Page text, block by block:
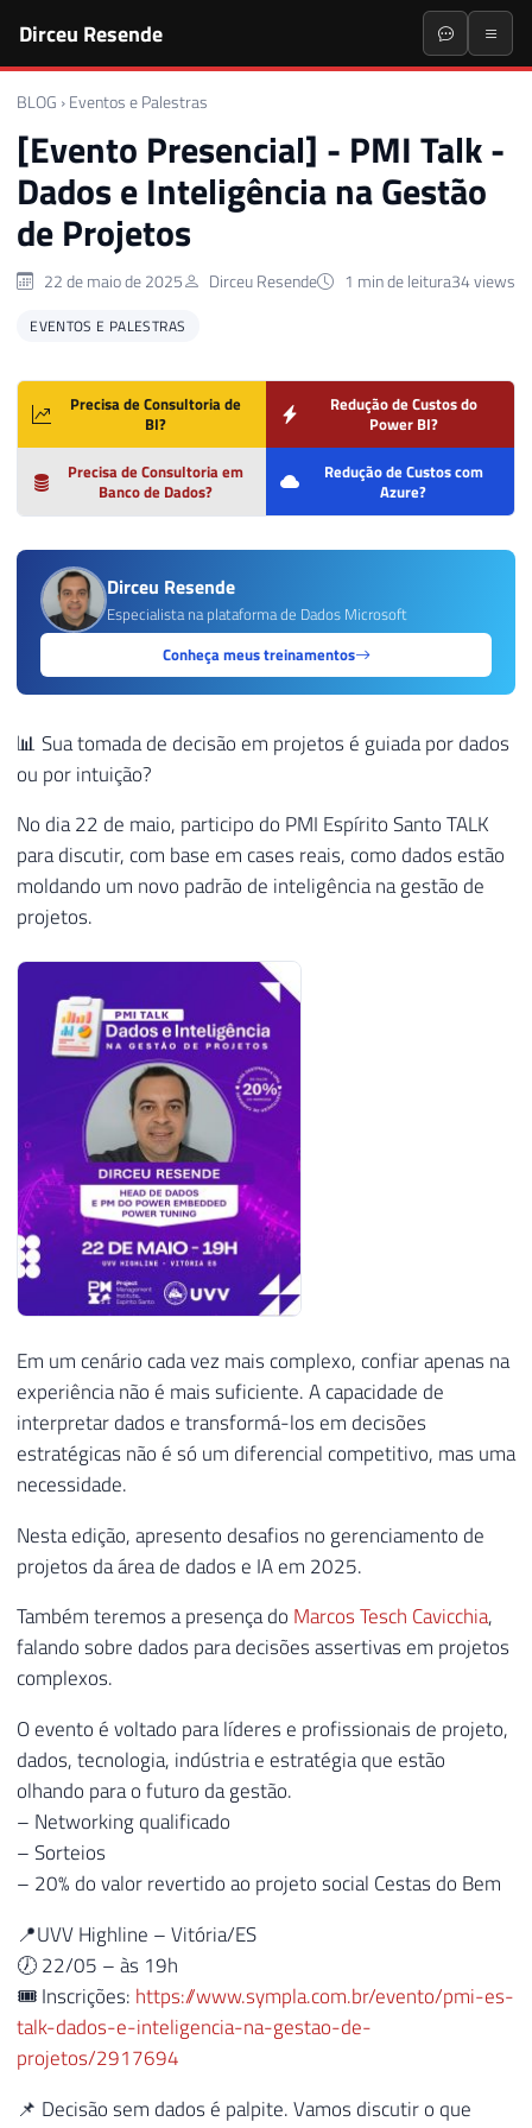
Dirceu Resende
BLOG › Eventos e Palestras
[Evento Presencial] - PMI Talk -
Dados e Inteligência na Gestão
de Projetos
22 de maio de 2025 Dirceu Resende 1 min de leitura34 views
EVENTOS E PALESTRAS
Precisa de Consultoria de
BI?
Redução de Custos do
Power BI?
Precisa de Consultoria em
Banco de Dados?
Redução de Custos com
Azure?
Dirceu Resende
Especialista na plataforma de Dados Microsoft
Conheça meus treinamentos
📊 Sua tomada de decisão em projetos é guiada por dados
ou por intuição?
No dia 22 de maio, participo do PMI Espírito Santo TALK
para discutir, com base em cases reais, como dados estão
moldando um novo padrão de inteligência na gestão de
projetos.
Em um cenário cada vez mais complexo, confiar apenas na
experiência não é mais suficiente. A capacidade de
interpretar dados e transformá-los em decisões
estratégicas não é só um diferencial competitivo, mas uma
necessidade.
Nesta edição, apresento desafios no gerenciamento de
projetos da área de dados e IA em 2025.
Também teremos a presença do Marcos Tesch Cavicchia,
falando sobre dados para decisões assertivas em projetos
complexos.
O evento é voltado para líderes e profissionais de projeto,
dados, tecnologia, indústria e estratégia que estão
olhando para o futuro da gestão.
– Networking qualificado
– Sorteios
– 20% do valor revertido ao projeto social Cestas do Bem
📍UVV Highline – Vitória/ES
🕖 22/05 – às 19h
🎟 Inscrições: https://www.sympla.com.br/evento/pmi-es-
talk-dados-e-inteligencia-na-gestao-de-
projetos/2917694
📌 Decisão sem dados é palpite. Vamos discutir o que